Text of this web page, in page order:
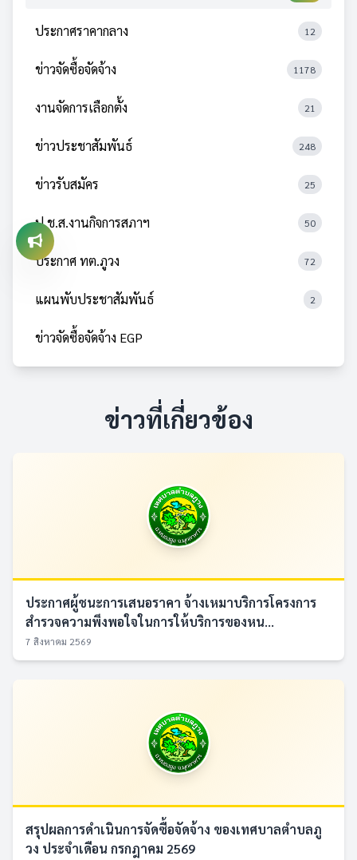
ประกาศราคากลาง 12
ข่าวจัดซื้อจัดจ้าง 1178
งานจัดการเลือกตั้ง 21
ข่าวประชาสัมพันธ์ 248
ข่าวรับสมัคร 25
ป.ช.ส.งานกิจการสภาฯ 50
ประกาศ ทต.ภูวง 72
แผนพับประชาสัมพันธ์ 2
ข่าวจัดซื้อจัดจ้าง EGP
ข่าวที่เกี่ยวข้อง
ประกาศผู้ชนะการเสนอราคา จ้างเหมาบริการโครงการ
สำรวจความพึงพอใจในการให้บริการของหน...
7 สิงหาคม 2569
สรุปผลการดำเนินการจัดซื้อจัดจ้าง ของเทศบาลตำบลภู
วง ประจำเดือน กรกฎาคม 2569